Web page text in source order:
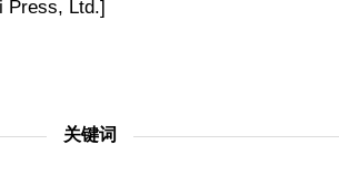
Press, Ltd.]
关键词